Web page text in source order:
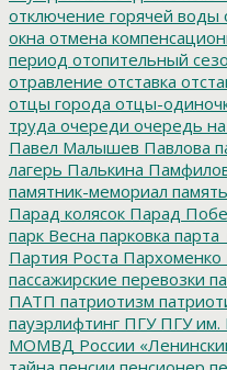
отключение горячей воды
окна отмена
период отопительный
отравление отставка
отцы города отцы-
труда очереди очередь
Павел Малышев Павлова
лагерь Палькина
памятник-мемориал память
Парад колясок Парад
парк Весна парковка
Партия Роста Пархоменко
пассажирские перевозки
ПАТП патриотизм
пауэрлифтинг ПГУПГУ им.
МОМВД России